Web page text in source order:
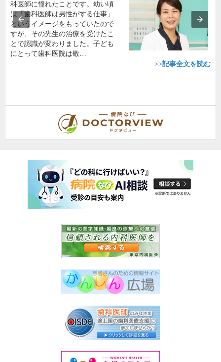
科医師に憧れたことです。幼い頃
は「歯科医師は男性がする仕事」
というイメージをもっていたので
すが、その先生の治療を受けたこ
とで認識が変わりました。子ども
にとって歯科医院は敬…
>>記事全文を読む